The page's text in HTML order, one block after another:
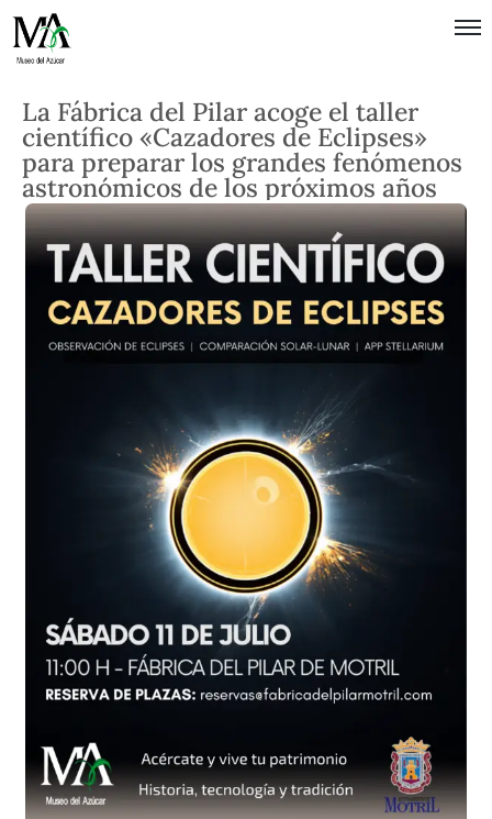
La Fábrica del Pilar acoge el taller
científico «Cazadores de Eclipses»
para preparar los grandes fenómenos
astronómicos de los próximos años
Privacidad
Términos
de Uso